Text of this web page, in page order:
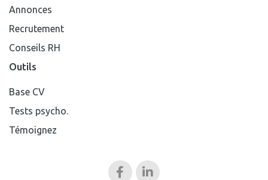
Annonces
Recrutement
Conseils RH
Outils
Base CV
Tests psycho.
Témoignez